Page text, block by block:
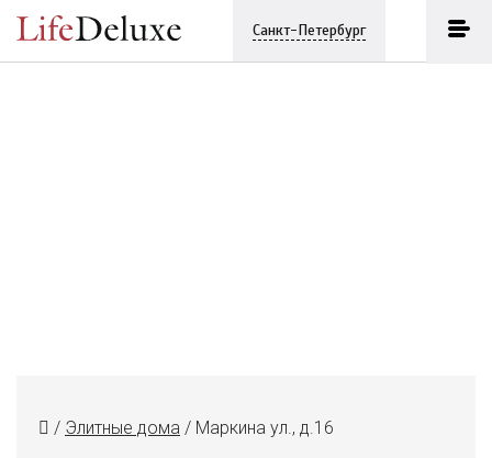
Санкт-Петербург
/ Элитные дома / Маркина ул., д.16